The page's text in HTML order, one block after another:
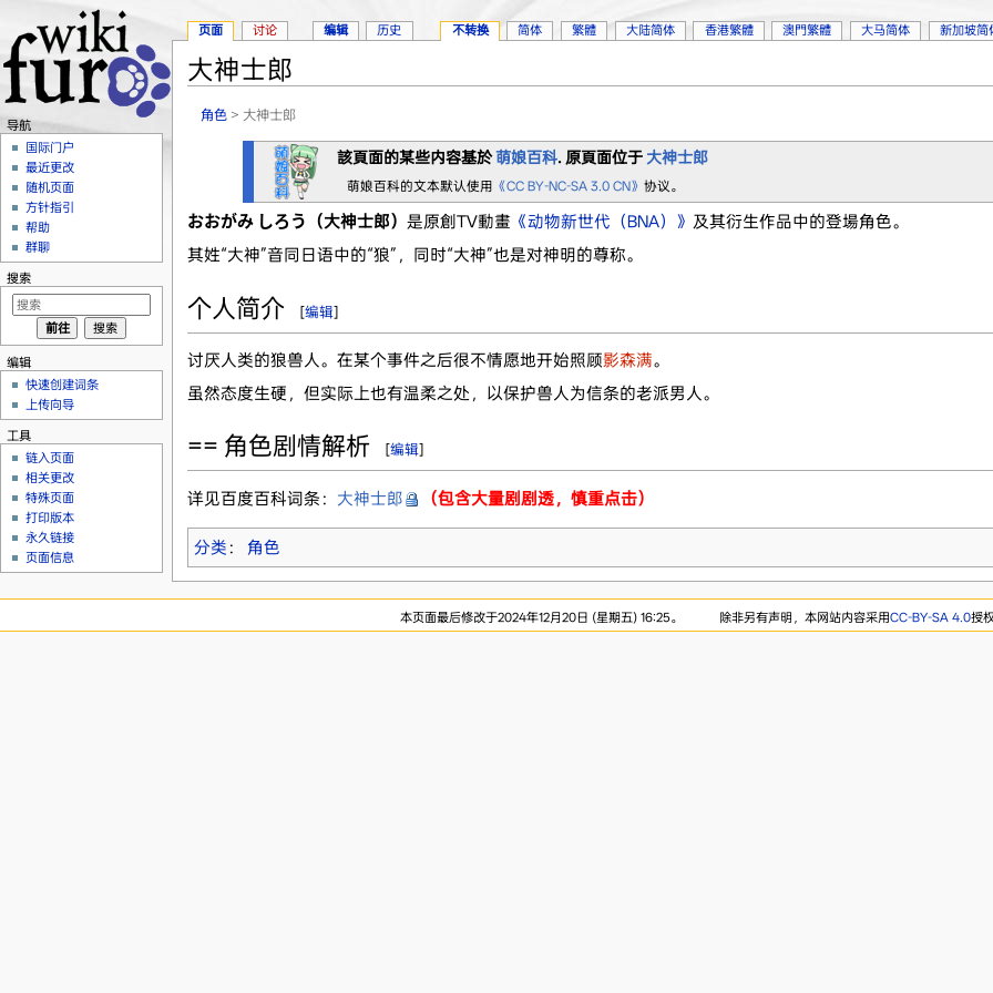
大神士郎
角色 > 大神士郎
該頁面的某些内容基於萌娘百科. 原頁面位于 大神士郎
萌娘百科的文本默认使用 《CC BY-NC-SA 3.0 CN》协议。
おおがみ しろう（大神士郎） 是原創TV動畫《动物新世代（BNA）》 及其衍生作品中的登場角色。
其姓“大神”音同日语中的“狼”，同时“大神”也是对神明的尊称。
个人简介 [编辑]
讨厌人类的狼兽人。在某个事件之后很不情愿地开始照顾影森满。
虽然态度生硬，但实际上也有温柔之处，以保护兽人为信条的老派男人。
== 角色剧情解析 [编辑]
详见百度百科词条： 大神士郎 （包含大量剧剧透，慎重点击）
分类 ： 角色
页面 讨论 编辑 历史 不转换 简体 繁體 大陆简体 香港繁體 澳門繁體 大马简体 新加坡简
导航
国际门户
最近更改
随机页面
方针指引
帮助
群聊
搜索
编辑
快速创建词条
上传向导
工具
链入页面
相关更改
特殊页面
打印版本
永久链接
页面信息
本页面最后修改于2024年12月20日 (星期五) 16:25。 除非另有声明，本网站内容采用CC-BY-SA 4.0授权